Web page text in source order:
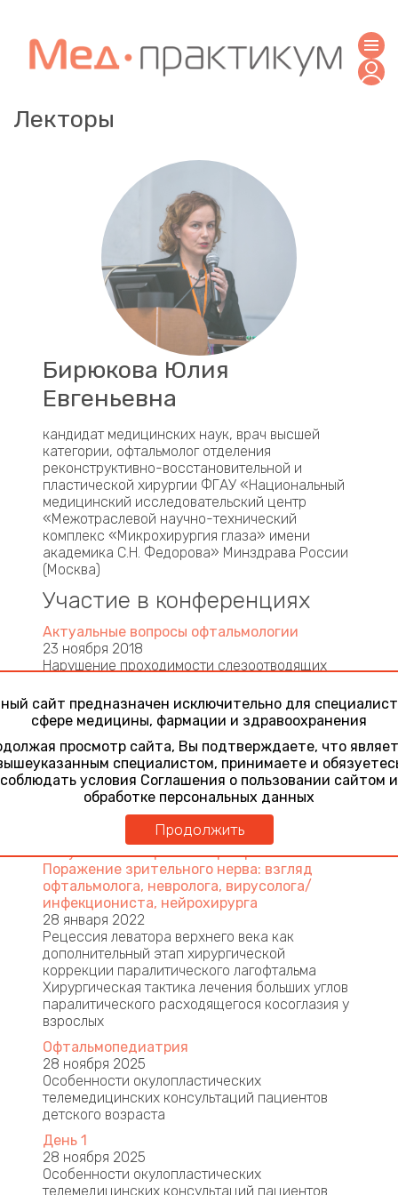
Лекторы
Бирюкова Юлия
Евгеньевна
кандидат медицинских наук, врач высшей
категории, офтальмолог отделения
реконструктивно-восстановительной и
пластической хирургии ФГАУ «Национальный
медицинский исследовательский центр
«Межотраслевой научно-технический
комплекс «Микрохирургия глаза» имени
академика С.Н. Федорова» Минздрава России
(Москва)
Участие в конференциях
Актуальные вопросы офтальмологии
23 ноября 2018
Нарушение проходимости слезоотводящих
и лечения
Актуальные вопросы нейроофтальмологии.
Зрительный анализатор: анатомия,
физиология, патология
24 января 2020
Доклад. Опыт применения ботулотоксина в
случаях приобретенного содружественного
косоглазия у взрослых.
Актуальные вопросы нейроофтальмологии.
Поражение зрительного нерва: взгляд
офтальмолога, невролога, вирусолога/
инфекциониста, нейрохирурга
28 января 2022
Рецессия леватора верхнего века как
дополнительный этап хирургической
коррекции паралитического лагофтальма
Хирургическая тактика лечения больших углов
паралитического расходящегося косоглазия у
взрослых
Офтальмопедиатрия
28 ноября 2025
Особенности окулопластических
телемедицинских консультаций пациентов
детского возраста
День 1
28 ноября 2025
Особенности окулопластических
телемедицинских консультаций пациентов
сайт предназначен исключительно для
сфере медицины, фармации и здравоохранения
просмотр сайта, Вы подтверждаете, что
специалистом, принимаете и
соблюдать условия Соглашения о пользовании сайтом и
обработке персональных данных
Продолжить